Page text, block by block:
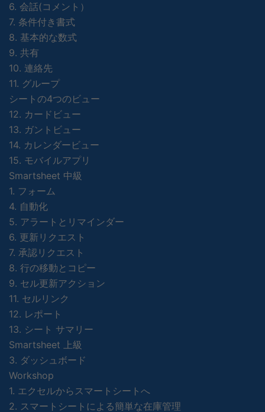
6. 会話(コメント）
7. 条件付き書式
8. 基本的な数式
9. 共有
10. 連絡先
11. グループ
シートの4つのビュー
12. カードビュー
13. ガントビュー
14. カレンダービュー
15. モバイルアプリ
Smartsheet 中級
1. フォーム
4. 自動化
5. アラートとリマインダー
6. 更新リクエスト
7. 承認リクエスト
8. 行の移動とコピー
9. セル更新アクション
11. セルリンク
12. レポート
13. シート サマリー
Smartsheet 上級
3. ダッシュボード
Workshop
1. エクセルからスマートシートへ
2. スマートシートによる簡単な在庫管理